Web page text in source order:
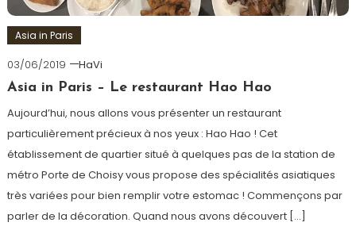
Asia in Paris
03/06/2019
HaVi
Asia in Paris – Le restaurant Hao Hao
Aujourd’hui, nous allons vous présenter un restaurant
particulièrement précieux à nos yeux : Hao Hao ! Cet
établissement de quartier situé à quelques pas de la station de
métro Porte de Choisy vous propose des spécialités asiatiques
très variées pour bien remplir votre estomac ! Commençons par
parler de la décoration. Quand nous avons découvert […]